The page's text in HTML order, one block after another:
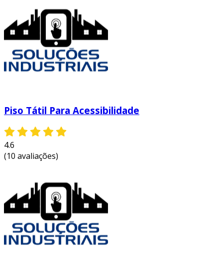
Piso Tátil Para Acessibilidade
4.6
(10 avaliações)